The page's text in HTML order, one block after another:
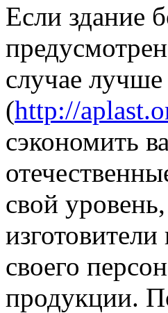
Если здание
случае
(http://
сэкономить
свой
своего
продукции.